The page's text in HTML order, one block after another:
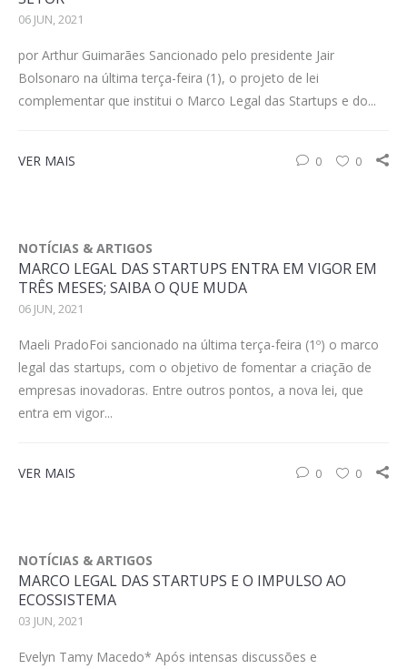
06 JUN, 2021
por Arthur Guimarães Sancionado pelo presidente Jair
Bolsonaro na última terça-feira (1), o projeto de lei
complementar que institui o Marco Legal das Startups e do...
VER MAIS 0 0
NOTÍCIAS & ARTIGOS
MARCO LEGAL DAS STARTUPS ENTRA EM VIGOR EM
TRÊS MESES; SAIBA O QUE MUDA
06 JUN, 2021
Maeli PradoFoi sancionado na última terça-feira (1º) o marco
legal das startups, com o objetivo de fomentar a criação de
empresas inovadoras. Entre outros pontos, a nova lei, que
entra em vigor...
VER MAIS 0 0
NOTÍCIAS & ARTIGOS
MARCO LEGAL DAS STARTUPS E O IMPULSO AO
ECOSSISTEMA
03 JUN, 2021
Evelyn Tamy Macedo* Após intensas discussões e